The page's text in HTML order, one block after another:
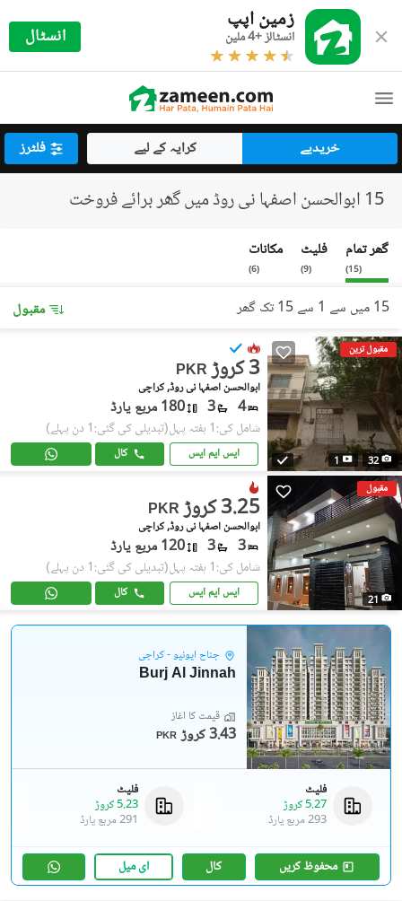
زمین اپپ
انسٹالز +4 ملین انسٹال
خریدیے کرایہ کے لیے فلٹرز
15 ابوالحسن اصفہا نی روڈ میں گھر برائے فروخت
گھر تمام
(
15
)
فلیٹ
(
9
)
مکانات
(
6
)
15 میں سے 1 سے 15 تک گھر مقبول
مقبول ترین
32
1
PKR 3 کروڑ
ابوالحسن اصفہا نی روڈ, کراچی
4
3 180 مربع یارڈ
شامل کی:1 ہفتہ پہل (تبدیلی کی گئی:1 دن پہلے)
ایس ایم ایس کال
مقبول
21
PKR 3.25 کروڑ
ابوالحسن اصفہا نی روڈ, کراچی
3
3 120 مربع یارڈ
شامل کی:1 ہفتہ پہل (تبدیلی کی گئی:1 دن پہلے)
ایس ایم ایس کال
جناح ایونیو - کراچی
Burj Al Jinnah
قیمت کا آغاز
PKR 3.43 کروڑ
فلیٹ
5.27 کروڑ
293 مربع یارڈ
فلیٹ
5.23 کروڑ
291 مربع یارڈ
محفوظ کریں کال ای میل